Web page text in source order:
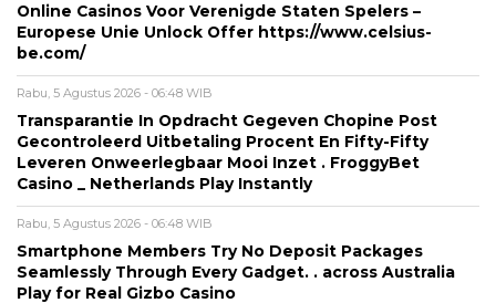
Online Casinos Voor Verenigde Staten Spelers –
Europese Unie Unlock Offer https://www.celsius-
be.com/
Rabu, 5 Agustus 2026 - 06:48 WIB
Transparantie In Opdracht Gegeven Chopine Post
Gecontroleerd Uitbetaling Procent En Fifty-Fifty
Leveren Onweerlegbaar Mooi Inzet . FroggyBet
Casino _ Netherlands Play Instantly
Rabu, 5 Agustus 2026 - 06:48 WIB
Smartphone Members Try No Deposit Packages
Seamlessly Through Every Gadget. . across Australia
Play for Real Gizbo Casino